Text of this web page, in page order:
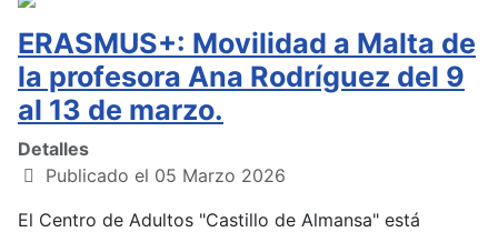
ERASMUS+: Movilidad a Malta de
la profesora Ana Rodríguez del 9
al 13 de marzo.
Detalles
Publicado el 05 Marzo 2026
El Centro de Adultos "Castillo de Almansa" está